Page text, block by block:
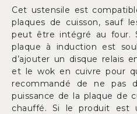
Cet ustensile est
plaques de cuisson, sauf
peut être intégré au four.
plaque à induction est
d’ajouter un disque relais
et le wok en cuivre pour
recommandé de ne pas
puissance de la plaque de
chauffé. Si le produit est